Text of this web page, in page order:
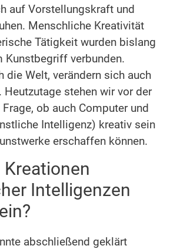
auf Vorstellungskraft und
Menschliche Kreativität
Tätigkeit wurden bislang
Kunstbegriff verbunden.
die Welt, verändern sich auch
Heutzutage stehen wir vor der
ob auch Computer und
Intelligenz) kreativ sein
erschaffen können.
Kreationen
Intelligenzen
abschließend geklärt